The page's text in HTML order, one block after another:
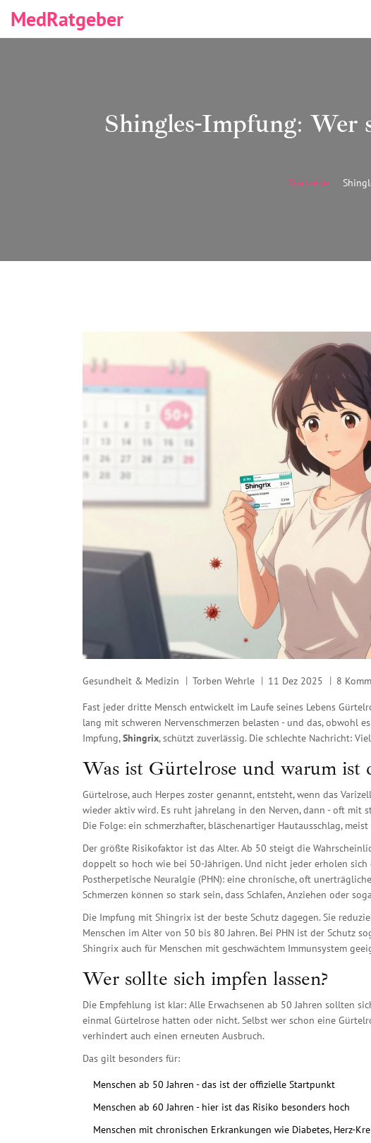
MedRatgeber
Shingles-Impfung: Wer
Startseite
Gesundheit & Medizin Torben Wehrle 11 Dez 2025 8
Fast jeder dritte Mensch entwickelt im Laufe seines Lebens
lang mit schweren Nervenschmerzen belasten - und das, obwohl
Impfung,Shingrix, schützt zuverlässig. Die schlechte Nachricht:
Was ist Gürtelrose und warum
Gürtelrose, auch Herpes zoster genannt, entsteht, wenn das
wieder aktiv wird. Es ruht jahrelang in den Nerven, dann - oft mit
Die Folge: ein schmerzhafter, bläschenartiger Hautausschlag,
Der größte Risikofaktor ist das Alter. Ab 50 steigt die
doppelt so hoch wie bei 50-Jährigen. Und nicht jeder erholen
Postherpetische Neuralgie (PHN): eine chronische, oft
Schmerzen können so stark sein, dass Schlafen, Anziehen oder
Die Impfung mit Shingrix ist der beste Schutz dagegen. Sie
Menschen im Alter von 50 bis 80 Jahren. Bei PHN ist der Schutz
Shingrix auch für Menschen mit geschwächtem Immunsystem
Wer sollte sich impfen lassen?
Die Empfehlung ist klar: Alle Erwachsenen ab 50 Jahren sollten
einmal Gürtelrose hatten oder nicht. Selbst wer schon eine
verhindert auch einen erneuten Ausbruch.
Das gilt besonders für:
Menschen ab 50 Jahren - das ist der offizielle Startpunkt
Menschen ab 60 Jahren - hier ist das Risiko besonders hoch
Menschen mit chronischen Erkrankungen wie Diabetes, Herz-